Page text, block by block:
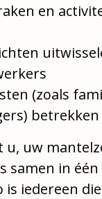
en
(zoals
u, uw
samen in één
is iedereen